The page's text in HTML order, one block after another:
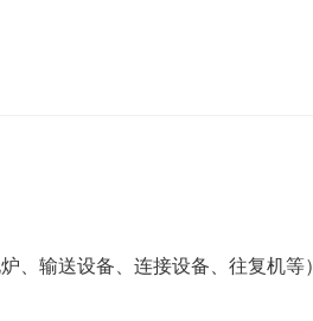
、输送设备、连接设备、往复机等）